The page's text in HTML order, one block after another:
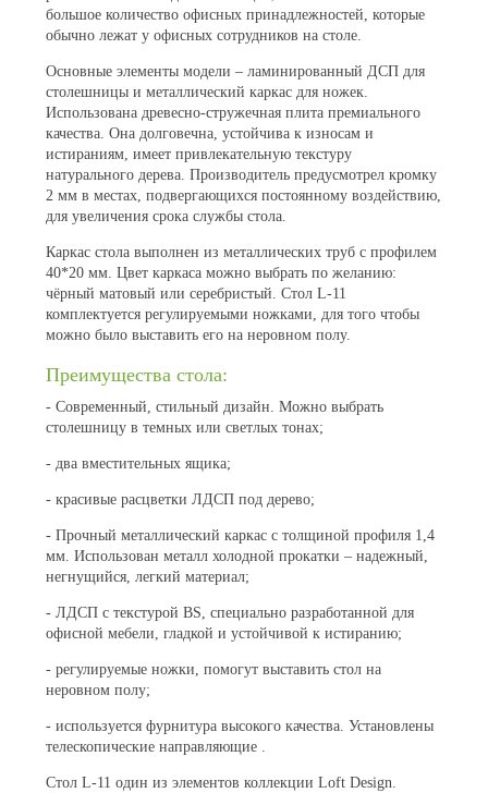
большое количество офисных принадлежностей, которые
обычно лежат у офисных сотрудников на столе.
Основные элементы модели – ламинированный ДСП для
столешницы и металлический каркас для ножек.
Использована древесно-стружечная плита премиального
качества. Она долговечна, устойчива к износам и
истираниям, имеет привлекательную текстуру
натурального дерева. Производитель предусмотрел кромку
2 мм в местах, подвергающихся постоянному воздействию,
для увеличения срока службы стола.
Каркас стола выполнен из металлических труб с профилем
40*20 мм. Цвет каркаса можно выбрать по желанию:
чёрный матовый или серебристый. Стол L-11
комплектуется регулируемыми ножками, для того чтобы
можно было выставить его на неровном полу.
Преимущества стола:
- Современный, стильный дизайн. Можно выбрать
столешницу в темных или светлых тонах;
- два вместительных ящика;
- красивые расцветки ЛДСП под дерево;
- Прочный металлический каркас с толщиной профиля 1,4
мм. Использован металл холодной прокатки – надежный,
негнущийся, легкий материал;
- ЛДСП с текстурой BS, специально разработанной для
офисной мебели, гладкой и устойчивой к истиранию;
- регулируемые ножки, помогут выставить стол на
неровном полу;
- используется фурнитура высокого качества. Установлены
телескопические направляющие .
Стол L-11 один из элементов коллекции Loft Design.